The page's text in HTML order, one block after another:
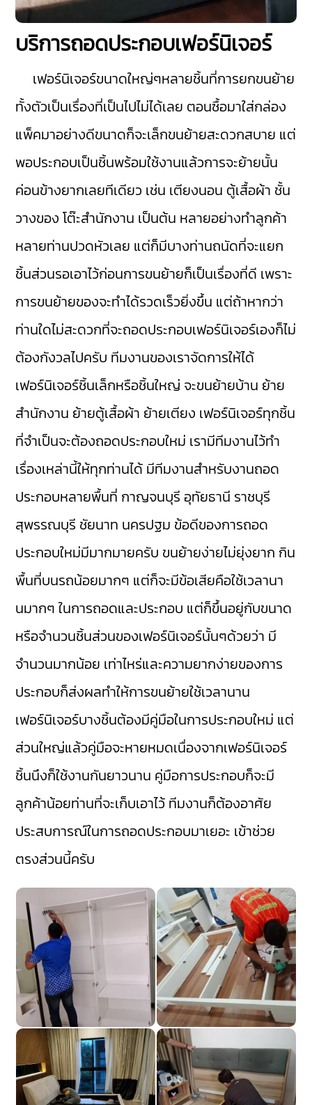
บริการถอดประกอบเฟอร์นิเจอร์
เฟอร์นิเจอร์ขนาดใหญ่ๆหลายชิ้นที่การยกขนย้าย
ทั้งตัวเป็นเรื่องที่เป็นไปไม่ได้เลย ตอนซื้อมาใส่กล่อง
แพ็คมาอย่างดีขนาดก็จะเล็กขนย้ายสะดวกสบาย แต่
พอประกอบเป็นชิ้นพร้อมใช้งานแล้วการจะย้ายนั้น
ค่อนข้างยากเลยทีเดียว เช่น เตียงนอน ตู้เสื้อผ้า ชั้น
วางของ โต๊ะสำนักงาน เป็นต้น หลายอย่างทำลูกค้า
หลายท่านปวดหัวเลย แต่ก็มีบางท่านถนัดที่จะแยก
ชิ้นส่วนรอเอาไว้ก่อนการขนย้ายก็เป็นเรื่องที่ดี เพราะ
การขนย้ายของจะทำได้รวดเร็วยิ่งขึ้น แต่ถ้าหากว่า
ท่านใดไม่สะดวกที่จะถอดประกอบเฟอร์นิเจอร์เองก็ไม่
ต้องกังวลไปครับ ทีมงานของเราจัดการให้ได้
เฟอร์นิเจอร์ชิ้นเล็กหรือชิ้นใหญ่ จะขนย้ายบ้าน ย้าย
สำนักงาน ย้ายตู้เสื้อผ้า ย้ายเตียง เฟอร์นิเจอร์ทุกชิ้น
ที่จำเป็นจะต้องถอดประกอบใหม่ เรามีทีมงานไว้ทำ
เรื่องเหล่านี้ให้ทุกท่านได้ มีทีมงานสำหรับงานถอด
ประกอบหลายพื้นที่ กาญจนบุรี อุทัยธานี ราชบุรี
สุพรรณบุรี ชัยนาท นครปฐม ข้อดีของการถอด
ประกอบใหม่มีมากมายครับ ขนย้ายง่ายไม่ยุ่งยาก กิน
พื้นที่บนรถน้อยมากๆ แต่ก็จะมีข้อเสียคือใช้เวลานา
นมากๆ ในการถอดและประกอบ แต่ก็ขึ้นอยู่กับขนาด
หรือจำนวนชิ้นส่วนของเฟอร์นิเจอร์นั้นๆด้วยว่า มี
จำนวนมากน้อย เท่าไหร่และความยากง่ายของการ
ประกอบก็ส่งผลทำให้การขนย้ายใช้เวลานาน
เฟอร์นิเจอร์บางชิ้นต้องมีคู่มือในการประกอบใหม่ แต่
ส่วนใหญ่แล้วคู่มือจะหายหมดเนื่องจากเฟอร์นิเจอร์
ชิ้นนึงก็ใช้งานกันยาวนาน คู่มือการประกอบก็จะมี
ลูกค้าน้อยท่านที่จะเก็บเอาไว้ ทีมงานก็ต้องอาศัย
ประสบการณ์ในการถอดประกอบมาเยอะ เข้าช่วย
ตรงส่วนนี้ครับ